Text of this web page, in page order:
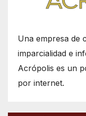
Una empresa de
imparcialidad e
Acrópolis es un
por internet.